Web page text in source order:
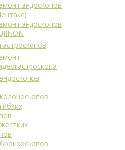
эндоскопов
эндоскопов